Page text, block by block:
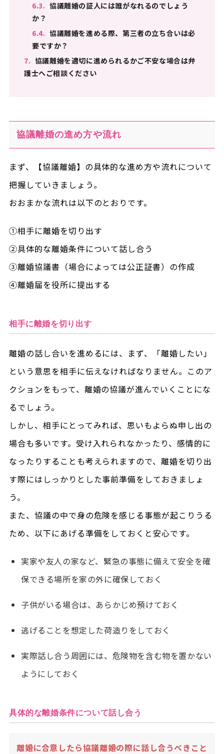
6.3. 協議離婚の証人には誰がなれるのでしょう
か？
6.4. 協議離婚を進める際、第三者の立ち合いは必
要ですか？
7. 協議離婚を適切に進められるかご不安な場合は弁
護士へご相談ください
協議離婚の進め方や流れ
まず、【協議離婚】の具体的な進め方や流れについて
把握していきましょう。
おおまかな流れは以下のとおりです。
①相手に離婚を切り出す
②具体的な離婚条件について話し合う
③離婚協議書（場合によっては公正証書）の作成
④離婚届を役所に提出する
相手に離婚を切り出す
離婚の話し合いを進めるには、まず、「離婚したい」
という意思を相手に伝えなければなりません。このア
クションをもって、離婚の協議が進んでいくことにな
るでしょう。
しかし、相手にとってみれば、思いもよらぬ申し出の
場合も多いです。受け入れられなかったり、感情的に
なったりすることも考えられますので、離婚を切り出
す際にはしっかりとした事前準備をしておきましょ
う。
また、協議の中で身の危険を感じる事態が起こりうる
ため、以下にあげる準備をしておくと安心です。
実家や友人の家など、緊急の事態に備えて安全を確
保できる場所を家の外に確保しておく
子供がいる場合は、あらかじめ預けておく
逃げることを想定した荷造りをしておく
実際話し合う周囲には、危険物を含む物を置かない
ようにしておく
具体的な離婚条件について話し合う
離婚に合意したら協議離婚の際に話し合うべきこと